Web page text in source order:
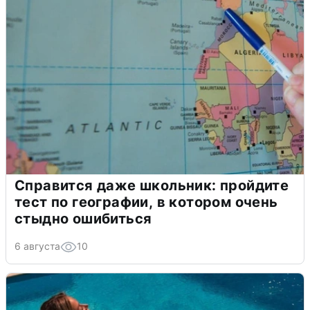
Справится даже школьник: пройдите
тест по географии, в котором очень
стыдно ошибиться
6 августа 10